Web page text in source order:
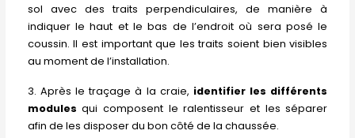
sol avec des traits perpendiculaires, de manière à
indiquer le haut et le bas de l’endroit où sera posé le
coussin. Il est important que les traits soient bien visibles
au moment de l’installation.
3. Après le traçage à la craie, identifier les différents
modules qui composent le ralentisseur et les séparer
afin de les disposer du bon côté de la chaussée.